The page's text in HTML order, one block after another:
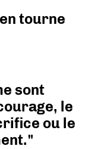
tourne
sont
le
ou le